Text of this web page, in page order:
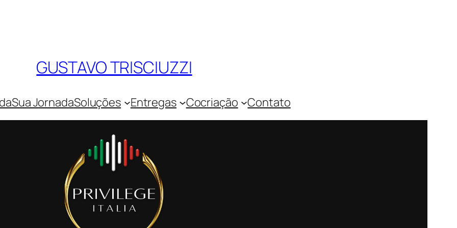
GUSTAVO TRISCIUZZI
Sua JornadaSoluções Entregas Cocriação Contato